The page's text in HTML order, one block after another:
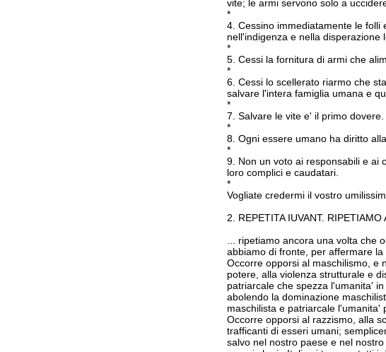
vite; le armi servono solo a
*
4. Cessino immediatamente le
nell'indigenza e nella
*
5. Cessi la fornitura di armi che
*
6. Cessi lo scellerato riarmo che
salvare l'intera famiglia umana e
*
7. Salvare le vite e' il primo
*
8. Ogni essere umano ha diritto
*
9. Non un voto ai responsabili e ai
loro complici e caudatari.
*
Vogliate credermi il vostro
2. REPETITA IUVANT. RIPETIAMO
... ripetiamo ancora una volta che
abbiamo di fronte, per affermare
Occorre opporsi al maschilismo, e
potere, alla violenza strutturale e
patriarcale che spezza l'umanita'
abolendo la dominazione
maschilista e patriarcale l'umanita'
Occorre opporsi al razzismo, alla
trafficanti di esseri umani;
salvo nel nostro paese e nel